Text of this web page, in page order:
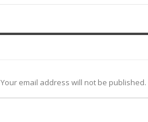
Your email address will not be published.